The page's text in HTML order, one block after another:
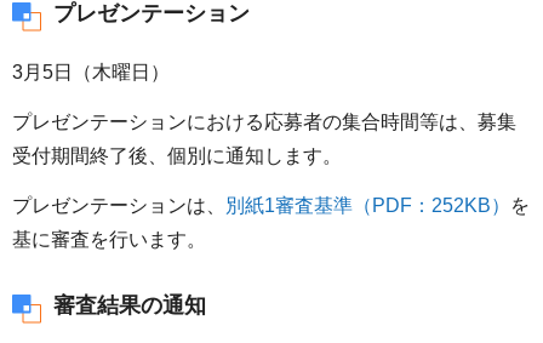
プレゼンテーション
3月5日（木曜日）
プレゼンテーションにおける応募者の集合時間等は、募集
受付期間終了後、個別に通知します。
プレゼンテーションは、 別紙1審査基準（PDF：252KB）
を
基に審査を行います。
審査結果の通知